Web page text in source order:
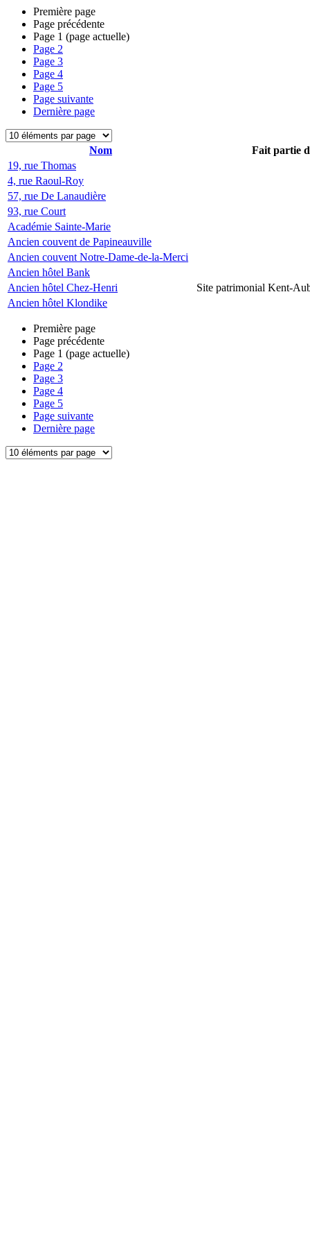
Première page
Page précédente
Page 1 (page actuelle)
Page 2
Page 3
Page 4
Page 5
Page suivante
Dernière page
Nom
Fait partie
19, rue Thomas
4, rue Raoul-Roy
57, rue De Lanaudière
93, rue Court
Académie Sainte-Marie
Ancien couvent de Papineauville
Ancien couvent Notre-Dame-de-la-Merci
Ancien hôtel Bank
Ancien hôtel Chez-Henri
Site patrimonial Kent-
Ancien hôtel Klondike
Première page
Page précédente
Page 1 (page actuelle)
Page 2
Page 3
Page 4
Page 5
Page suivante
Dernière page